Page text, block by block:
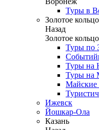
Туры в
Золотое кольцо
Назад
Золотое кольцо
Туры по
Туры на
Туры на
Майские
Ижевск
Йошкар-Ола
Казань